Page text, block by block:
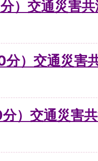
）交通災害
分）交通災害
）交通災害